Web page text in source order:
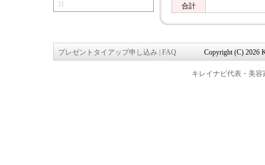
31
合計
プレゼントタイアップ申し込み FAQ Copyright (C) 2026
キレイナビ代表・美